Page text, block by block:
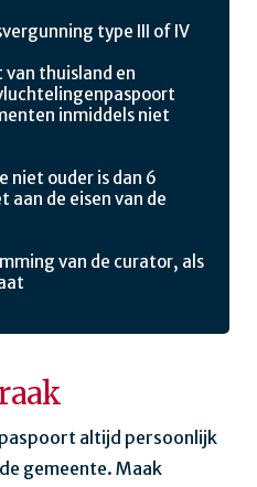
type III of IV
thuisland en
inmiddels niet
niet ouder is dan 6
aan de eisen van de
van de curator, als
altijd persoonlijk
gemeente. Maak